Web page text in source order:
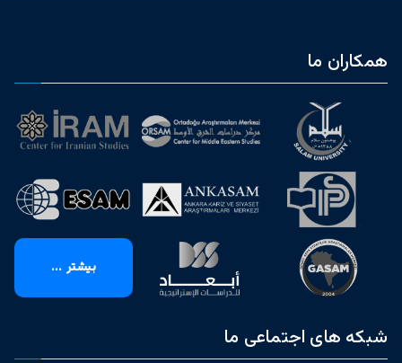
همکاران ما
بیشتر ...
شبکه های اجتماعی ما